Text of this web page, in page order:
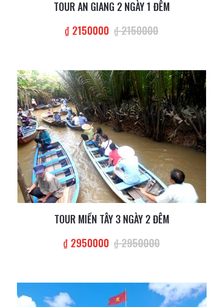
TOUR AN GIANG 2 NGÀY 1 ĐÊM
₫ 2150000 ₫ 2150000
TOUR MIỀN TÂY 3 NGÀY 2 ĐÊM
₫ 2950000 ₫ 2950000